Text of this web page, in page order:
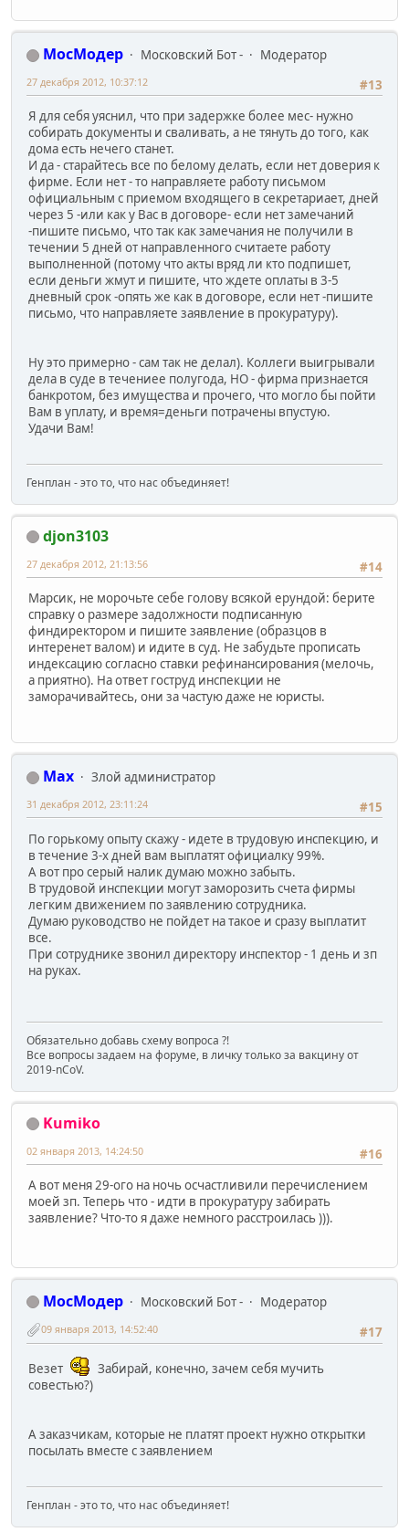
МосМодер Московский Бот -
Модератор
#13
27 декабря 2012, 10:37:12
Я для себя уяснил, что при задержке более мес- нужно
собирать документы и сваливать, а не тянуть до того, как
дома есть нечего станет.
И да - старайтесь все по белому делать, если нет доверия к
фирме. Если нет - то направляете работу письмом
официальным с приемом входящего в секретариает, дней
через 5 -или как у Вас в договоре- если нет замечаний
-пишите письмо, что так как замечания не получили в
течении 5 дней от направленного считаете работу
выполненной (потому что акты вряд ли кто подпишет,
если деньги жмут и пишите, что ждете оплаты в 3-5
дневный срок -опять же как в договоре, если нет -пишите
письмо, что направляете заявление в прокуратуру).
Ну это примерно - сам так не делал). Коллеги выигрывали
дела в суде в течениее полугода, НО - фирма признается
банкротом, без имущества и прочего, что могло бы пойти
Вам в уплату, и время=деньги потрачены впустую.
Удачи Вам!
Генплан - это то, что нас объединяет!
djon3103
#14
27 декабря 2012, 21:13:56
Марсик, не морочьте себе голову всякой ерундой: берите
справку о размере задолжности подписанную
финдиректором и пишите заявление (образцов в
интеренет валом) и идите в суд. Не забудьте прописать
индексацию согласно ставки рефинансирования (мелочь,
а приятно). На ответ гоструд инспекции не
заморачивайтесь, они за частую даже не юристы.
Max
Злой администратор
#15
31 декабря 2012, 23:11:24
По горькому опыту скажу - идете в трудовую инспекцию, и
в течение 3-х дней вам выплатят официалку 99%.
А вот про серый налик думаю можно забыть.
В трудовой инспекции могут заморозить счета фирмы
легким движением по заявлению сотрудника.
Думаю руководство не пойдет на такое и сразу выплатит
все.
При сотруднике звонил директору инспектор - 1 день и зп
на руках.
Обязательно добавь схему вопроса ?!
Все вопросы задаем на форуме, в личку только за вакцину от
2019-nCoV.
Kumiko
#16
02 января 2013, 14:24:50
А вот меня 29-ого на ночь осчастливили перечислением
моей зп. Теперь что - идти в прокуратуру забирать
заявление? Что-то я даже немного расстроилась ))).
МосМодер Московский Бот -
Модератор
#17
09 января 2013, 14:52:40
Везет
Забирай, конечно, зачем себя мучить
совестью?)
А заказчикам, которые не платят проект нужно открытки
посылать вместе с заявлением
Генплан - это то, что нас объединяет!